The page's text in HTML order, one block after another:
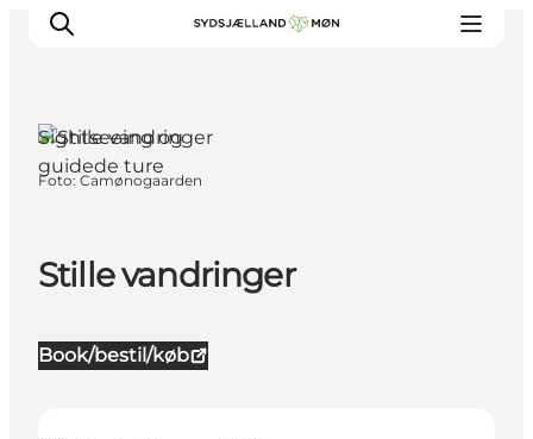
Events
Overnat
Planlæg din tur
Stille vandringer
Book/bestil/køb
Sightseeing og
guidede ture
Foto: Camønogaarden